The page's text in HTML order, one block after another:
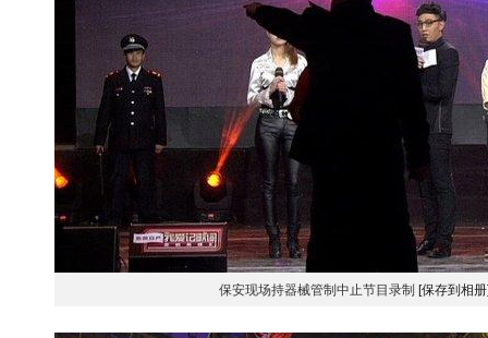
保安现场持器械管制中止节目录制 [保存到相